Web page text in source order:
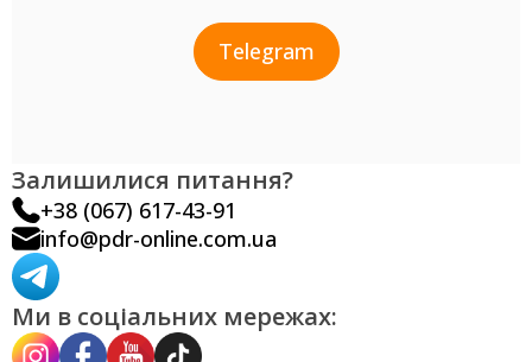
Telegram
Залишилися питання?
+38 (067) 617-43-91
info@pdr-online.com.ua
Ми в соціальних мережах: